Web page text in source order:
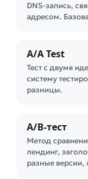
DNS-запись,
адресом.
A/A Test
Тест с двумя
систему
разницы.
A/B-тест
Метод
лендинг,
разные